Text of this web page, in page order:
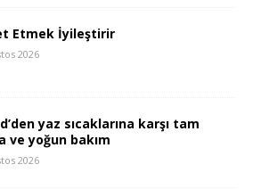
Etmek İyileştirir
2026
yaz sıcaklarına karşı tam
ve yoğun bakım
2026